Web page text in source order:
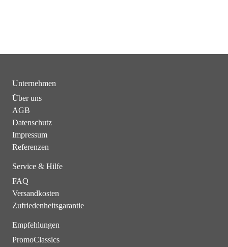
Unternehmen
Über uns
AGB
Datenschutz
Impressum
Referenzen
Service & Hilfe
FAQ
Versandkosten
Zufriedenheitsgarantie
Empfehlungen
PromoClassics